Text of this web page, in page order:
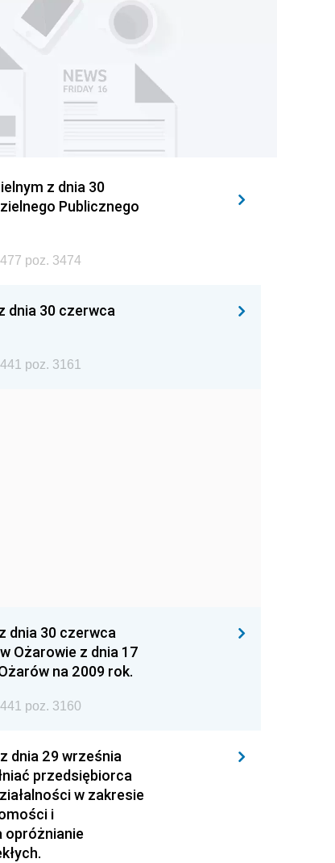
z dnia 30
Publicznego
poz. 3474
dnia 30 czerwca
poz. 3161
dnia 30 czerwca
Ożarowie z dnia 17
na 2009 rok.
poz. 3160
dnia 29 września
przedsiębiorca
w zakresie
i
opróżnianie